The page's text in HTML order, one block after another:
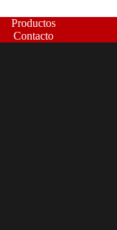
Productos
Contacto